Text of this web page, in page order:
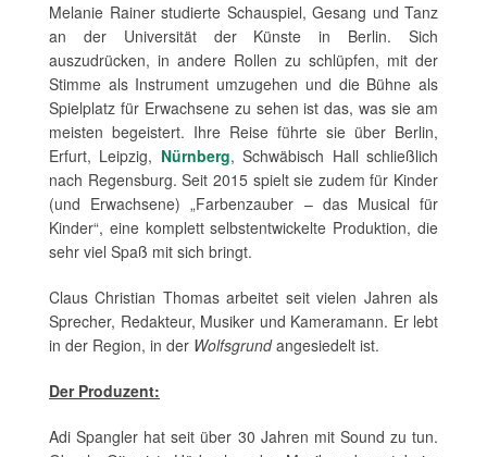
Melanie Rainer studierte Schauspiel, Gesang und Tanz
an der Universität der Künste in Berlin. Sich
auszudrücken, in andere Rollen zu schlüpfen, mit der
Stimme als Instrument umzugehen und die Bühne als
Spielplatz für Erwachsene zu sehen ist das, was sie am
meisten begeistert. Ihre Reise führte sie über Berlin,
Erfurt, Leipzig, Nürnberg, Schwäbisch Hall schließlich
nach Regensburg. Seit 2015 spielt sie zudem für Kinder
(und Erwachsene) „Farbenzauber – das Musical für
Kinder“, eine komplett selbstentwickelte Produktion, die
sehr viel Spaß mit sich bringt.
Claus Christian Thomas arbeitet seit vielen Jahren als
Sprecher, Redakteur, Musiker und Kameramann. Er lebt
in der Region, in der Wolfsgrundangesiedelt ist.
Der Produzent:
Adi Spangler hat seit über 30 Jahren mit Sound zu tun.